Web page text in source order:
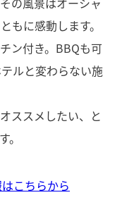
もに感動します。
ン付き。BBQも可
ルと変わらない施
ススメしたい、と
こちらから